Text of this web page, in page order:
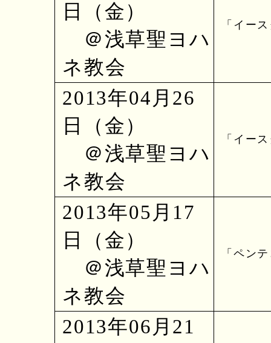
日（金）
＠浅草聖ヨハ
ネ教会
「イー
2013年04月26
日（金）
＠浅草聖ヨハ
ネ教会
「イー
2013年05月17
日（金）
＠浅草聖ヨハ
ネ教会
「ペン
2013年06月21